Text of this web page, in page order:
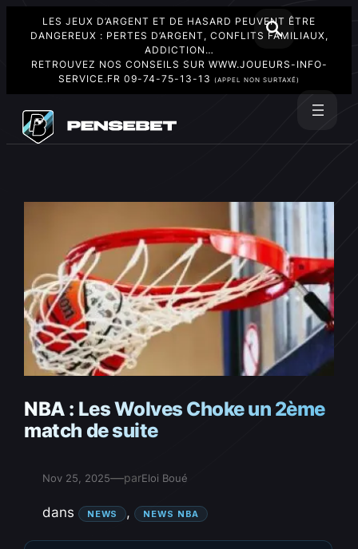
LES JEUX D’ARGENT ET DE HASARD PEUVENT ÊTRE
DANGEREUX : PERTES D’ARGENT, CONFLITS FAMILIAUX,
ADDICTION…
RETROUVEZ NOS CONSEILS SUR WWW.JOUEURS-INFO-
SERVICE.FR 09-74-75-13-13 (APPEL NON SURTAXÉ)
contenu
NBA : Les Wolves Choke un 2ème
match de suite
Nov 25, 2025—parEloi Boué
dans NEWS , NEWS NBA